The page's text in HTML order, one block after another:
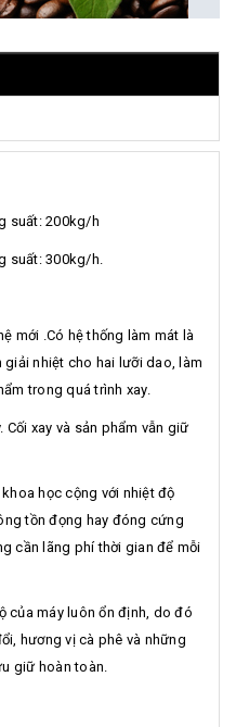
suất: 200kg/h
suất: 300kg/h.
mới .Có hệ thống làm mát là
nhiệt cho hai lưỡi dao, làm
trong quá trình xay.
Cối xay và sản phẩm vẫn giữ
học cộng với nhiệt độ
tồn đọng hay đóng cứng
cần lãng phí thời gian để mỗi
của máy luôn ổn định, do đó
hương vị cà phê và những
giữ hoàn toàn.